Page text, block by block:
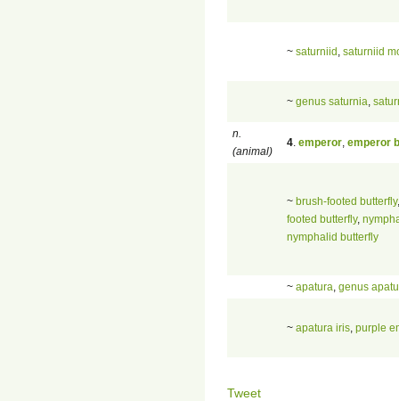
~ saturniid saturniid
~ genus saturnia
n.
(animal)
4 emperor emperor
~ brush-footed butterfly
footed butterfly,
nymphalid butterfly
~ apatura genus
~ apatura iris purple
Tweet